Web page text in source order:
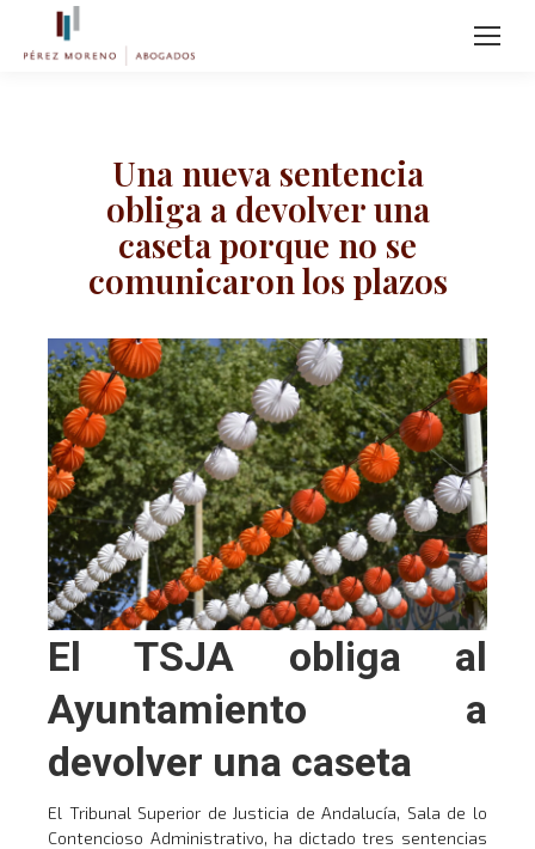
Una nueva sentencia
obliga a devolver una
caseta porque no se
comunicaron los plazos
El TSJA obliga al
Ayuntamiento a
devolver una caseta
El Tribunal Superior de Justicia de Andalucía, Sala de lo
Contencioso Administrativo, ha dictado tres sentencias